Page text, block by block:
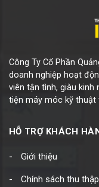
Công Ty Cổ Phần
doanh nghiệp hoạt
viên tận tình, giàu kinh
tiện máy móc kỹ thuật
HỖ TRỢ KHÁCH
Giới thiệu
Chính sách thu